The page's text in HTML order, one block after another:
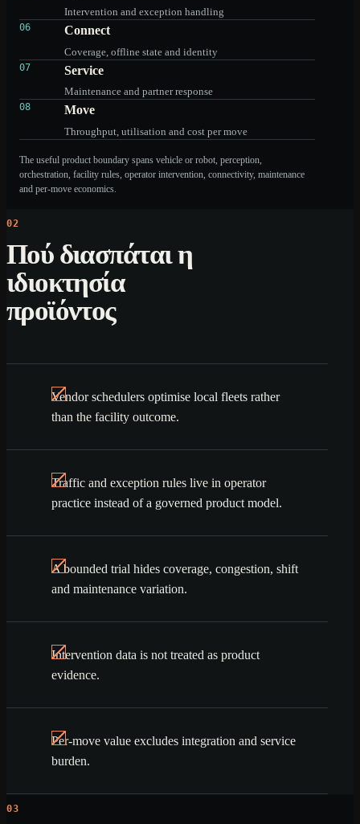
Intervention and exception handling
06 Connect
Coverage, offline state and identity
07 Service
Maintenance and partner response
08 Move
Throughput, utilisation and cost per move
The useful product boundary spans vehicle or robot, perception,
orchestration, facility rules, operator intervention, connectivity, maintenance
and per-move economics.
02
Πού διασπάται η
ιδιοκτησία
προϊόντος
Vendor schedulers optimise local fleets rather
than the facility outcome.
Traffic and exception rules live in operator
practice instead of a governed product model.
A bounded trial hides coverage, congestion, shift
and maintenance variation.
Intervention data is not treated as product
evidence.
Per-move value excludes integration and service
burden.
03